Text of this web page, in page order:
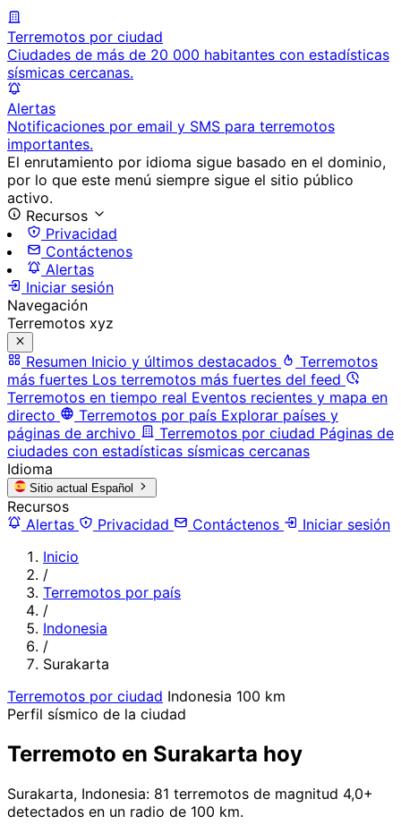
Terremotos por ciudad
Ciudades de más de 20 000 habitantes con estadísticas
sísmicas cercanas.
Alertas
Notificaciones por email y SMS para terremotos
importantes.
El enrutamiento por idioma sigue basado en el dominio,
por lo que este menú siempre sigue el sitio público
activo.
Recursos
Privacidad
Contáctenos
Alertas
Iniciar sesión
Navegación
Terremotos xyz
Resumen Inicio y últimos destacados
Terremotos
más fuertes Los terremotos más fuertes del feed
Terremotos en tiempo real Eventos recientes y mapa en
directo
Terremotos por país Explorar países y
páginas de archivo
Terremotos por ciudad Páginas de
ciudades con estadísticas sísmicas cercanas
Idioma
Sitio actual Español
Recursos
Alertas
Privacidad Contáctenos
Iniciar sesión
Inicio
/
Terremotos por país
/
Indonesia
/
Surakarta
Terremotos por ciudad Indonesia 100 km
Perfil sísmico de la ciudad
Terremoto en Surakarta hoy
Surakarta, Indonesia: 81 terremotos de magnitud 4,0+
detectados en un radio de 100 km.